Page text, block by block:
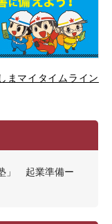
まマイタイムライン
」 起業準備ー